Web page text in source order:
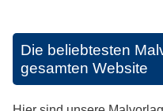
Die beliebtesten
gesamten Website